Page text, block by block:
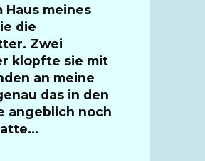
Haus meines
die
Zwei
klopfte sie mit
an meine
das in den
angeblich noch